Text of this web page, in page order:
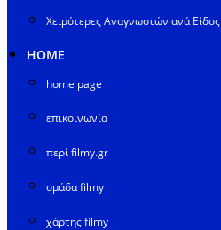
Χειρότερες Αναγνωστών ανά Είδος
HOME
home page
επικοινωνία
περί filmy.gr
ομάδα filmy
χάρτης filmy